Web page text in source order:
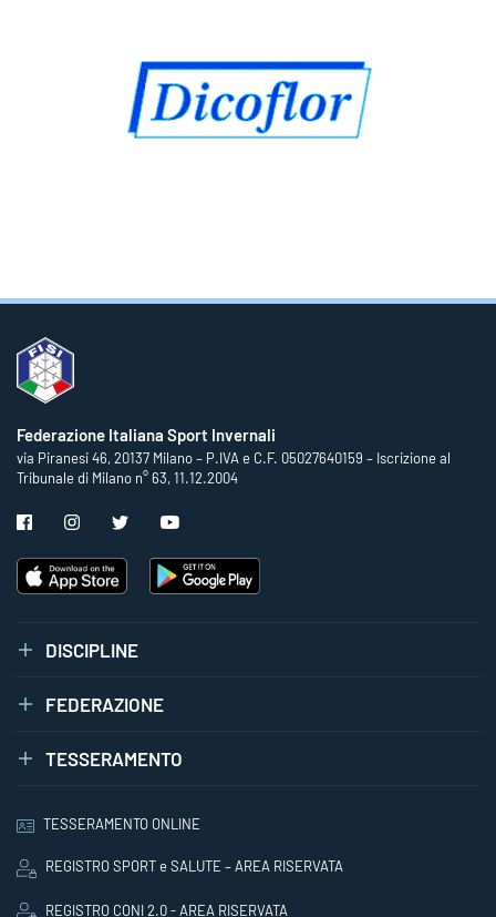
Federazione Italiana Sport Invernali
via Piranesi 46, 20137 Milano – P.IVA e C.F. 05027640159 – Iscrizione al
Tribunale di Milano n° 63, 11.12.2004
DISCIPLINE
FEDERAZIONE
TESSERAMENTO
TESSERAMENTO ONLINE
REGISTRO SPORT e SALUTE – AREA RISERVATA
REGISTRO CONI 2.0 - AREA RISERVATA